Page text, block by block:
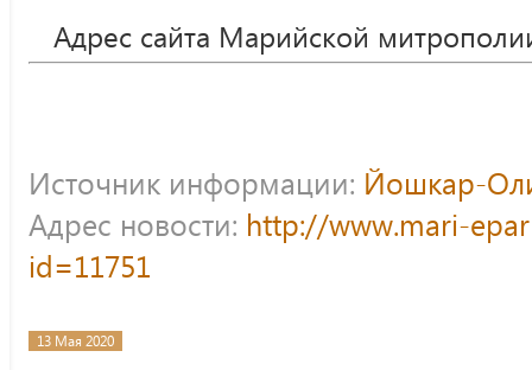
Адрес сайта Марийской
Источник информации: Йошкар-
Адрес новости: http://www.mari-
id=11751
13 Мая 2020